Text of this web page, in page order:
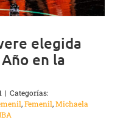
elegida
en la
| Categorías:
,Femenil,Michaela